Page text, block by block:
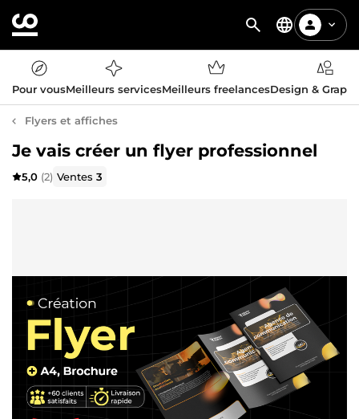
Pour vousMeilleurs servicesMeilleurs freelancesDesign &
Flyers et affiches
Je vais créer un flyer professionnel
5,0 (2) Ventes3